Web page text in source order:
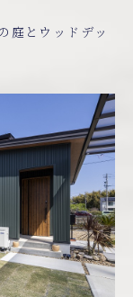
庭とウッドデッ